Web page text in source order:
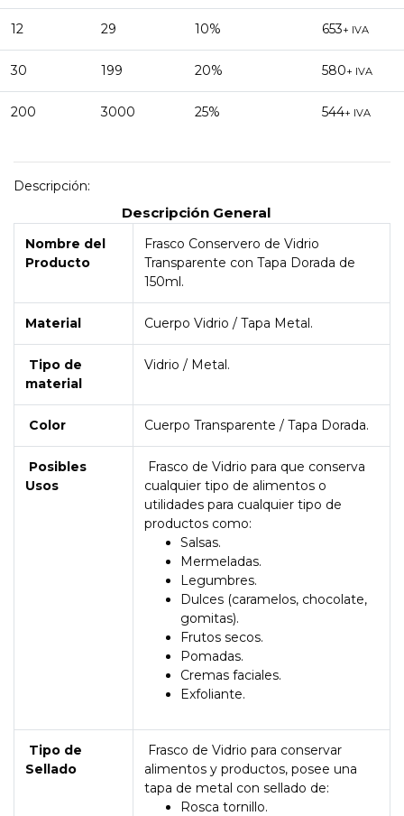
12 29 10% 653+ IVA
30 199 20% 580+ IVA
200 3000 25% 544+ IVA
Descripción:
Descripción General
Nombre del
Producto
Frasco Conservero de Vidrio
Transparente con Tapa Dorada de
150ml.
Material Cuerpo Vidrio / Tapa Metal.
Tipo de
material
Vidrio / Metal.
Color Cuerpo Transparente / Tapa Dorada.
Posibles
Usos
Frasco de Vidrio para que conserva
cualquier tipo de alimentos o
utilidades para cualquier tipo de
productos como:
Salsas.
Mermeladas.
Legumbres.
Dulces (caramelos, chocolate,
gomitas).
Frutos secos.
Pomadas.
Cremas faciales.
Exfoliante.
Tipo de
Sellado
Frasco de Vidrio para conservar
alimentos y productos, posee una
tapa de metal con sellado de:
Rosca tornillo.